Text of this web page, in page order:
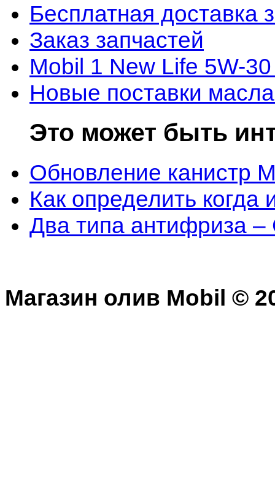
Бесплатная доставка
Заказ запчастей
Mobil 1 New Life 5W-
Новые поставки
Это может быть
Обновление канистр
Как определить когда
Два типа антифриза –
Магазин олив Mobil ©